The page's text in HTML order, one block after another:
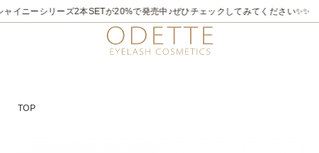
2026/7/21～8/31✨✨煌めく夏。ラメライナーキャンペーン♪ 夏季限定でビ
TOP